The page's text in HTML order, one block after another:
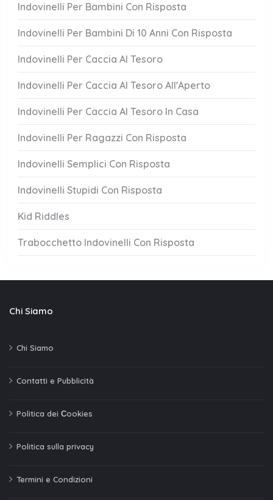
Indovinelli Per Bambini Con Risposta
Indovinelli Per Bambini Di 10 Anni Con Risposta
Indovinelli Per Caccia Al Tesoro
Indovinelli Per Caccia Al Tesoro All'Aperto
Indovinelli Per Caccia Al Tesoro In Casa
Indovinelli Per Ragazzi Con Risposta
Indovinelli Semplici Con Risposta
Indovinelli Stupidi Con Risposta
Kid Riddles
Trabocchetto Indovinelli Con Risposta
Chi Siamo
Chi Siamo
Contatti e Pubblicità
Politica dei Сookies
Politica sulla privacy
Termini e Condizioni